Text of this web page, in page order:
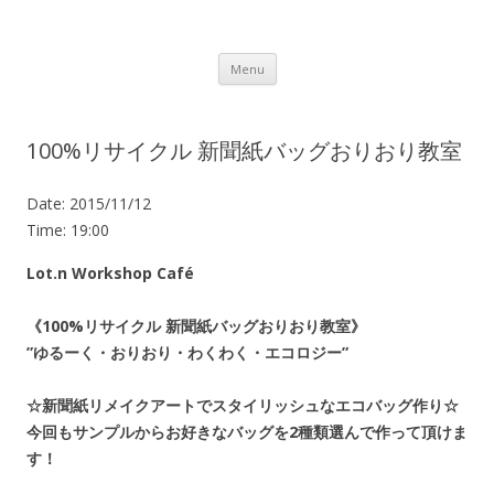
Menu Skip to content
100%リサイクル 新聞紙バッグおりおり教室
Date: 2015/11/12
Time: 19:00
Lot.n Workshop Café
《100%リサイクル 新聞紙バッグおりおり教室》
”ゆるーく・おりおり・わくわく・エコロジー”
☆新聞紙リメイクアートでスタイリッシュなエコバッグ作り☆
今回もサンプルからお好きなバッグを2種類選んで作って頂けま
す！